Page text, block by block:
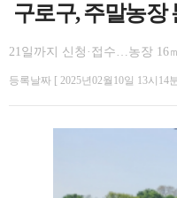
구로구, 주말농장
21일까지 신청·접수…농장 16
등록날짜 [ 2025년02월10일 13시14